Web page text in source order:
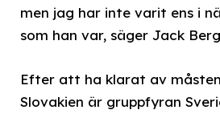
men jag har inte varit ens i
som han var, säger Jack
Efter att ha klarat av
Slovakien är gruppfyran